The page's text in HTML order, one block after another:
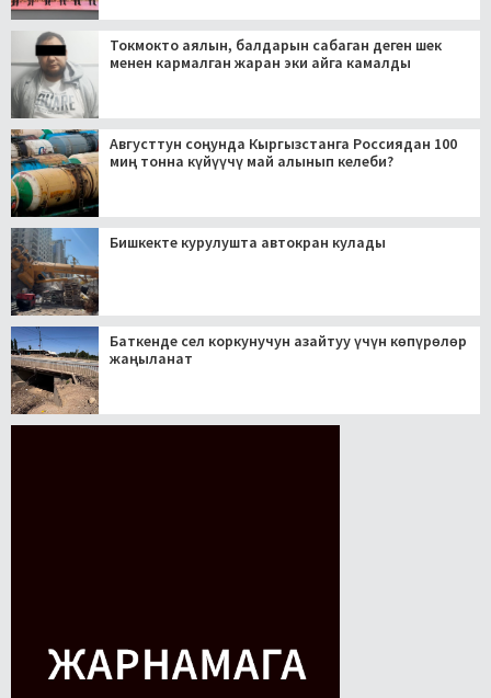
Токмокто аялын, балдарын сабаган деген шек
менен кармалган жаран эки айга камалды
Августтун соңунда Кыргызстанга Россиядан 100
миң тонна күйүүчү май алынып келеби?
Бишкекте курулушта автокран кулады
Баткенде сел коркунучун азайтуу үчүн көпүрөлөр
жаңыланат